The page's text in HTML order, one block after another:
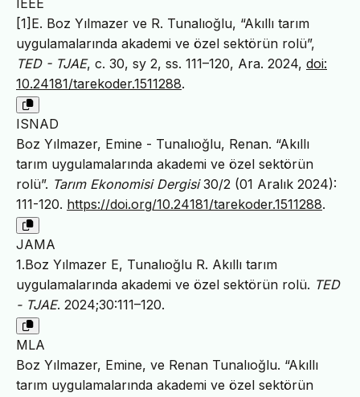
IEEE
[1]E. Boz Yılmazer ve R. Tunalıoğlu, “Akıllı tarım
uygulamalarında akademi ve özel sektörün rolü”,
TED - TJAE, c. 30, sy 2, ss. 111–120, Ara. 2024, doi:
10.24181/tarekoder.1511288.
ISNAD
Boz Yılmazer, Emine - Tunalıoğlu, Renan. “Akıllı
tarım uygulamalarında akademi ve özel sektörün
rolü”. Tarım Ekonomisi Dergisi30/2 (01 Aralık 2024):
111-120. https://doi.org/10.24181/tarekoder.1511288.
JAMA
1.Boz Yılmazer E, Tunalıoğlu R. Akıllı tarım
uygulamalarında akademi ve özel sektörün rolü. TED
- TJAE. 2024;30:111–120.
MLA
Boz Yılmazer, Emine, ve Renan Tunalıoğlu. “Akıllı
tarım uygulamalarında akademi ve özel sektörün